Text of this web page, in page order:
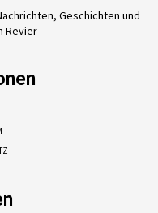
Geschichten und
Revier